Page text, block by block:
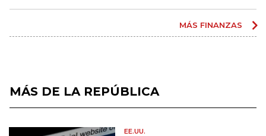
MÁS FINANZAS
MÁS DE LA REPÚBLICA
EE.UU.